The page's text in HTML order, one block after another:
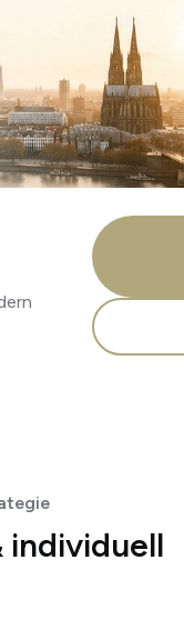
individuell